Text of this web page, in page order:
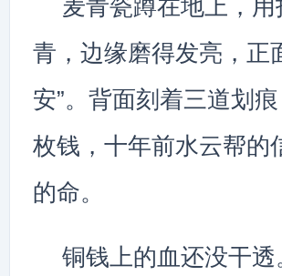
麦青瓷蹲在地上，
青，边缘磨得发亮，
安”。背面刻着三道划
枚钱，十年前水云帮的
的命。
铜钱上的血还没干